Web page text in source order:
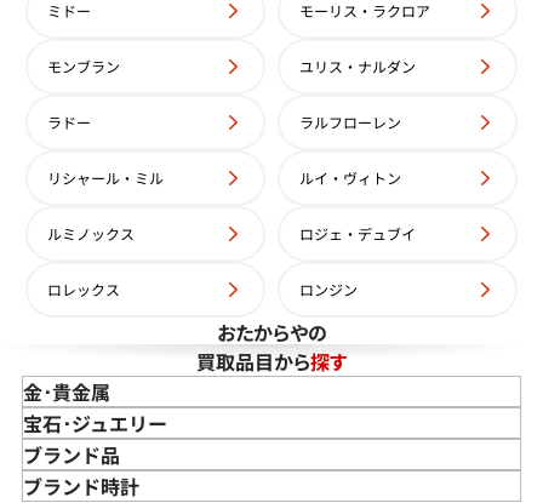
ミドー モーリス・ラクロア
モンブラン ユリス・ナルダン
ラドー ラルフローレン
リシャール・ミル ルイ・ヴィトン
ルミノックス ロジェ・デュブイ
ロレックス ロンジン
おたからやの
買取品目から探す
金･貴金属
金 買取
金のインゴット 買取
金のアクセサリー 買取
宝石･ジュエリー
宝石･ジュエリー買取
ダイヤモンド 買取
ブランド品
バッグ･小物 買取
ブランド時計